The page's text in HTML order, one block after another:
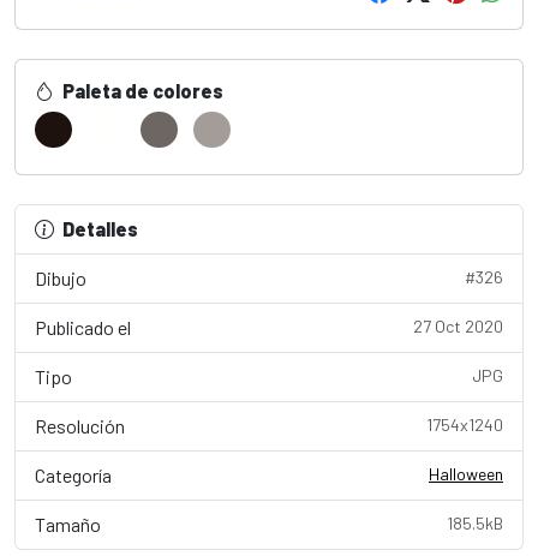
Paleta de colores
Detalles
Dibujo #326
Publicado el 27 Oct 2020
Tipo JPG
Resolución 1754x1240
Categoría Halloween
Tamaño 185.5kB